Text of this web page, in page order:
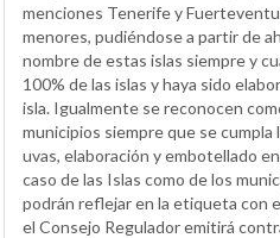
menciones Tenerife y
menores, pudiéndose a partir de
nombre de estas islas siempre y
100% de las islas y haya sido
isla. Igualmente se reconocen
municipios siempre que se cumpla
uvas, elaboración y embotellado
caso de las Islas como de los
podrán reflejar en la etiqueta con
el Consejo Regulador emitirá